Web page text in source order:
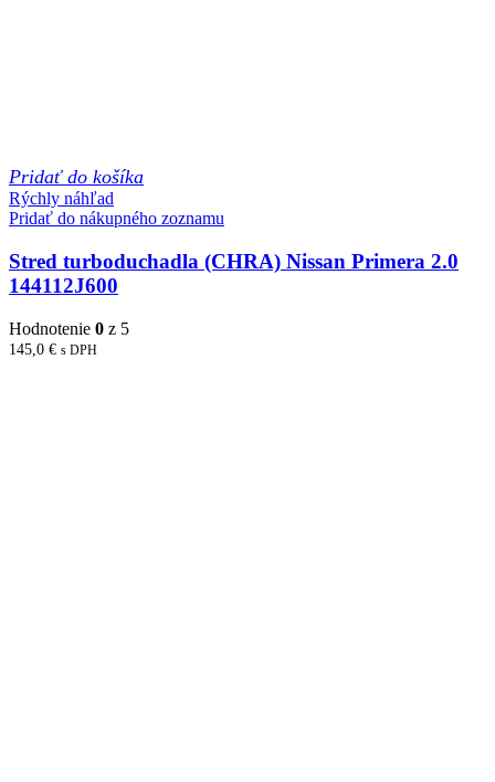
Pridať do košíka
Rýchly náhľad
Pridať do nákupného zoznamu
Stred turboduchadla (CHRA) Nissan Primera 2.0
144112J600
Hodnotenie 0 z 5
145,0 € s DPH